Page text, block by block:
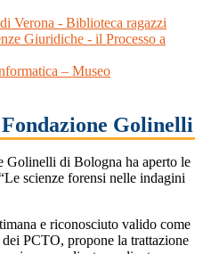
Verona - Biblioteca ragazzi
Giuridiche - il Processo a
– Museo
Golinelli
Golinelli di Bologna ha aperto le
scienze forensi nelle indagini
e riconosciuto valido come
PCTO, propone la trattazione